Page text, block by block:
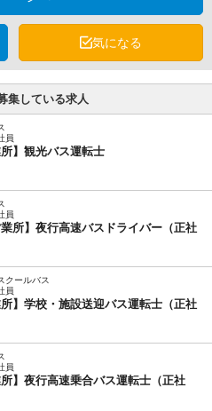
気になる
集している求人
員
所】観光バス運転士
員
業所】夜行高速バスドライバー（正社
クールバス
員
所】学校・施設送迎バス運転士（正社
員
所】夜行高速乗合バス運転士（正社